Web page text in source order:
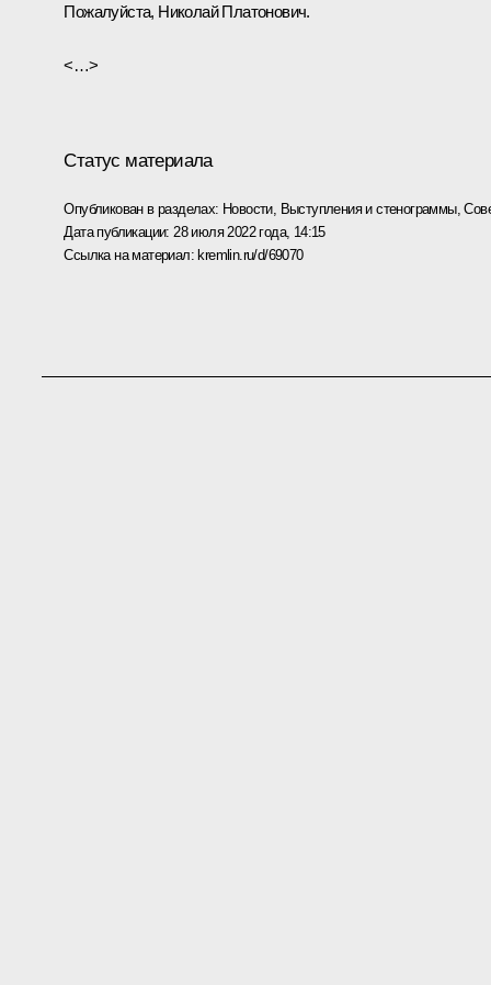
Пожалуйста, Николай Платонович.
<…>
Статус материала
Опубликован в разделах: Новости, Выступления и стенограммы,
Дата публикации: 28 июля 2022 года, 14:15
Ссылка на материал: kremlin.ru/d/69070